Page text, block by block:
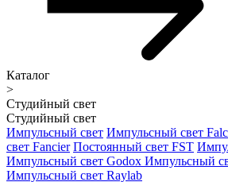
Каталог
>
Студийный свет
Студийный свет
Импульсный свет Импульсный свет
свет Fancier Постоянный свет FST
Импульсный свет Godox Импульсный
Импульсный свет Raylab